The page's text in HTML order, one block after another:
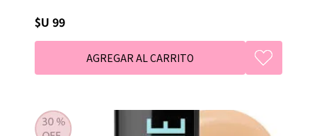
$U 99